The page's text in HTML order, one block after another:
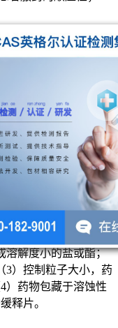
象，降低毒副作
最大药效。
法
，通过减少药物的
缓慢释药，达到长效
溶解度小的盐或酯；
3）控制粒子大小，药
）药物包藏于溶蚀性
释片。